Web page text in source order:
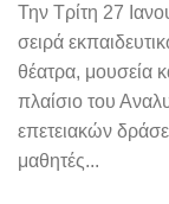
Την Τρίτη 27
σειρά
θέατρα, μουσεία
πλαίσιο του
επετειακών
μαθητές...